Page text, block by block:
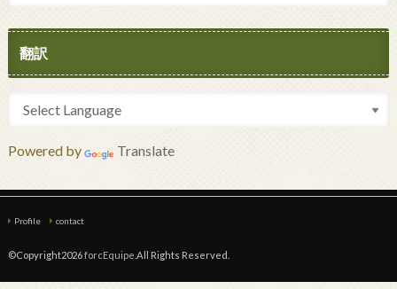
翻訳
Powered by Translate
Profile contact
©Copyright2026forcEquipe .All Rights Reserved.